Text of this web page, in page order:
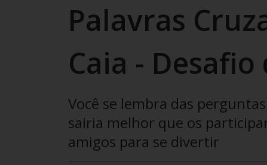
Palavras
Caia -
Você se lembra das
sairia melhor que os
amigos para se divertir